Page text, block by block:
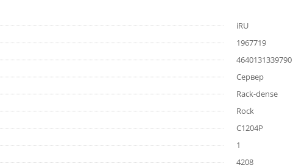
iRU
1967719
4640131339790
Сервер
Rack-dense
Rock
C1204P
1
4208